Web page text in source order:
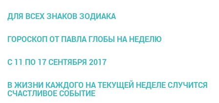
ДЛЯ ВСЕХ ЗНАКОВ ЗОДИАКА
ГОРОСКОП ОТ ПАВЛА ГЛОБЫ НА НЕДЕЛЮ
С 11 ПО 17 СЕНТЯБРЯ 2017
В ЖИЗНИ КАЖДОГО НА ТЕКУЩЕЙ НЕДЕЛЕ СЛУЧИТСЯ
СЧАСТЛИВОЕ СОБЫТИЕ